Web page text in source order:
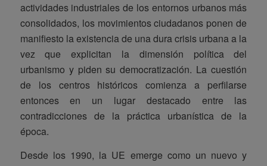
actividades industriales de los entornos urbanos más
consolidados, los movimientos ciudadanos ponen de
manifiesto la existencia de una dura crisis urbana a la
vez que explicitan la dimensión política del
urbanismo y piden su democratización. La cuestión
de los centros históricos comienza a perfilarse
entonces en un lugar destacado entre las
contradicciones de la práctica urbanística de la
época.
Desde los 1990, la UE emerge como un nuevo y